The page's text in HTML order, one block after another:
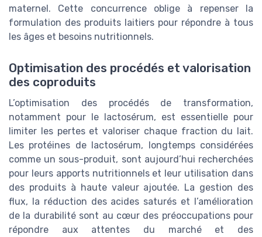
maternel. Cette concurrence oblige à repenser la
formulation des produits laitiers pour répondre à tous
les âges et besoins nutritionnels.
Optimisation des procédés et valorisation
des coproduits
L’optimisation des procédés de transformation,
notamment pour le lactosérum, est essentielle pour
limiter les pertes et valoriser chaque fraction du lait.
Les protéines de lactosérum, longtemps considérées
comme un sous-produit, sont aujourd’hui recherchées
pour leurs apports nutritionnels et leur utilisation dans
des produits à haute valeur ajoutée. La gestion des
flux, la réduction des acides saturés et l’amélioration
de la durabilité sont au cœur des préoccupations pour
répondre aux attentes du marché et des